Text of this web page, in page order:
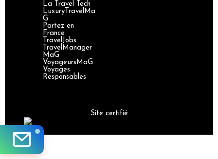
La Travel Tech
LuxuryTravelMa
G
Partez en
France
TravelJobs
TravelManager
MaG
VoyageursMaG
Voyages
Responsables
Site certifié